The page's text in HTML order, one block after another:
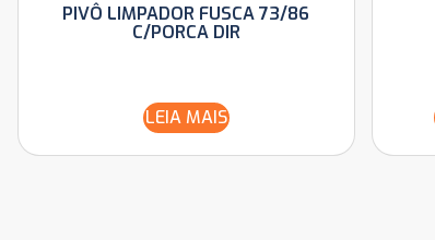
PIVÔ LIMPADOR FUSCA 73/86
C/PORCA DIR
LEIA MAIS